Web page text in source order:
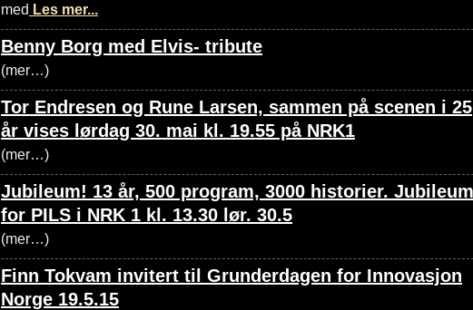
med Les mer...
Benny Borg med Elvis- tribute
(mer…)
Tor Endresen og Rune Larsen, sammen på scenen i 25
år vises lørdag 30. mai kl. 19.55 på NRK1
(mer…)
Jubileum! 13 år, 500 program, 3000 historier. Jubileum
for PILS i NRK 1 kl. 13.30 lør. 30.5
(mer…)
Finn Tokvam invitert til Grunderdagen for Innovasjon
Norge 19.5.15